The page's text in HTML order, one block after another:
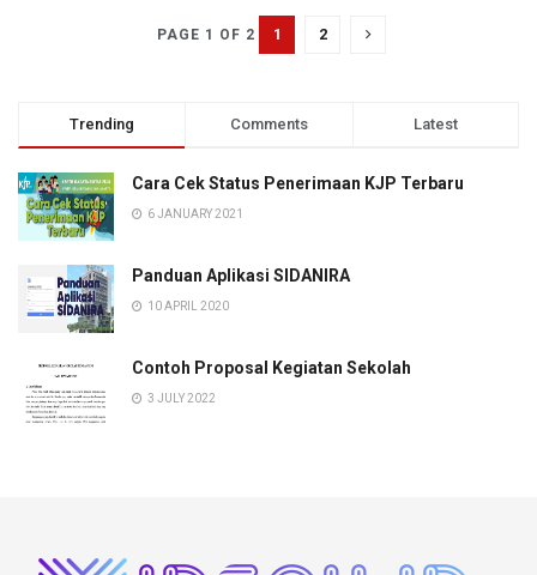
PAGE 1 OF 2 1 2
Trending Comments Latest
Cara Cek Status Penerimaan KJP Terbaru
6 JANUARY 2021
Panduan Aplikasi SIDANIRA
10 APRIL 2020
Contoh Proposal Kegiatan Sekolah
3 JULY 2022